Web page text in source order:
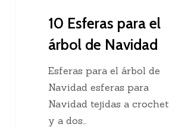
10 Esferas para el
árbol de Navidad
Esferas para el árbol de
Navidad esferas para
Navidad tejidas a crochet
y a dos…